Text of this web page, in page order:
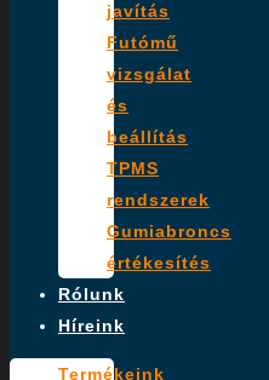
javítás
Futómű
vizsgálat
és
beállítás
TPMS
rendszerek
Gumiabroncs
értékesítés
Rólunk
Híreink
Termékeink